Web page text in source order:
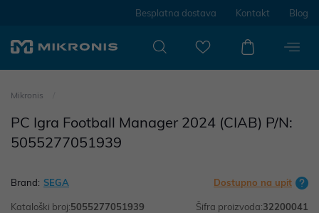
Besplatna dostava Kontakt Blog
Mikronis
PC Igra Football Manager 2024 (CIAB) P/N:
5055277051939
Brand: SEGA Dostupno na upit
Kataloški broj:5055277051939 Šifra proizvoda:32200041